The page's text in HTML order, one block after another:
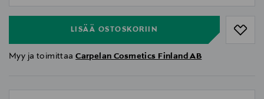
LISÄÄ OSTOSKORIIN
Myy ja toimittaaCarpelan Cosmetics Finland AB